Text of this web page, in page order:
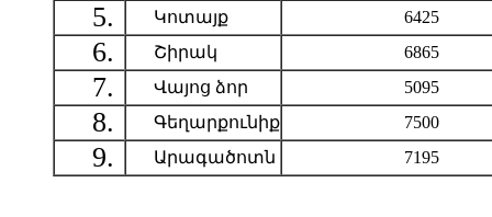
5. Կոտայք 6425
6. Շիրակ 6865
7. Վայոց ձոր 5095
8. Գեղարքունիք 7500
9. Արագածոտն 7195